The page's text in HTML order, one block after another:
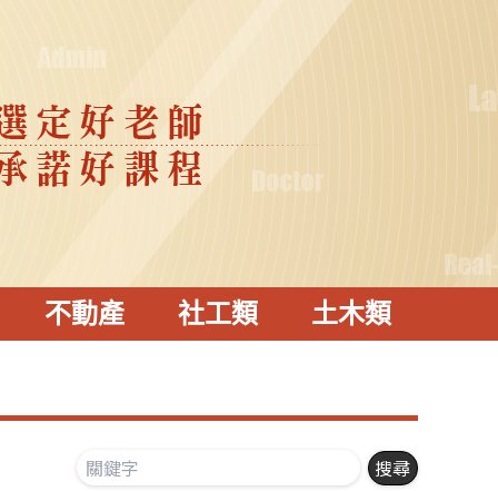
不動產 社工類 土木類